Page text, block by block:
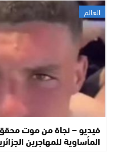
العالم
فيديو – نجاة من موت
المأساوية للمهاجرين